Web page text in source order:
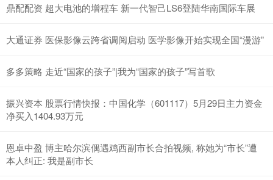
鼎配配资 超大电池的增程车 新一代智己LS6登陆华南国际车展
大通证券 医保影像云跨省调阅启动 医学影像开始实现全国“漫游”
多多策略 走近“国家的孩子”|我为“国家的孩子”写首歌
振兴资本 股票行情快报：中国化学（601117）5月29日主力资金
净买入1404.93万元
恩卓中盈 博主哈尔滨偶遇鸡西副市长合拍视频, 称她为“市长”遭
本人纠正: 我是副市长